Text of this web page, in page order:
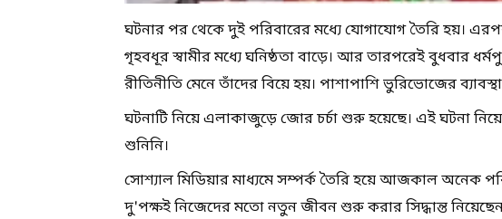
ঘটনার পর থেকে দুই পরিবারের মধ্যে যোগাযোগ তৈরি হয়।
গৃহবধূর স্বামীর মধ্যে ঘনিষ্ঠতা বাড়ে। আর তারপরেই বুধবার
রীতিনীতি মেনে তাঁদের বিয়ে হয়। পাশাপাশি ভুরিভোজের
ঘটনাটি নিয়ে এলাকাজুড়ে জোর চর্চা শুরু হয়েছে। এই ঘটনা
শুনিনি।
সোশ্যাল মিডিয়ার মাধ্যমে সম্পর্ক তৈরি হয়ে আজকাল অনেক
দু'পক্ষই নিজেদের মতো নতুন জীবন শুরু করার সিদ্ধান্ত